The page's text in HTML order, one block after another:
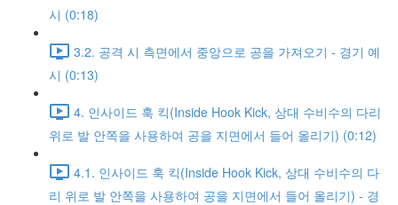
시 (0:18)
3.2. 공격 시 측면에서 중앙으로 공을 가져오기 - 경기 예
시 (0:13)
4. 인사이드 훅 킥(Inside Hook Kick, 상대 수비수의 다리
위로 발 안쪽을 사용하여 공을 지면에서 들어 올리기) (0:12)
4.1. 인사이드 훅 킥(Inside Hook Kick, 상대 수비수의 다
리 위로 발 안쪽을 사용하여 공을 지면에서 들어 올리기) - 경